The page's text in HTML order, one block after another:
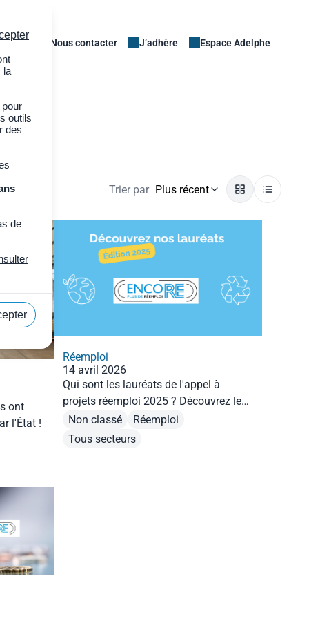
Nous contacter J’adhère Espace Adelphe
Trier par Plus récent
ont
l'État !
Réemploi
14 avril 2026
Qui sont les lauréats de l'appel à
projets réemploi 2025 ? Découvrez les
projets des entreprises qui s'engagent,
avec nos financements, dans le
Non classé
Réemploi
Tous secteurs
la
outils
des
de